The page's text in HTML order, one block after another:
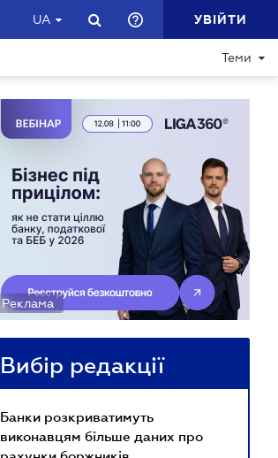
UA УВІЙТИ
Теми
Реклама
Вибір редакції
Банки розкриватимуть
виконавцям більше даних про